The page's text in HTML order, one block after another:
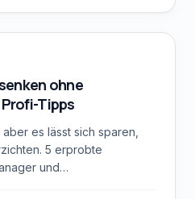
ohne
Tipps
es lässt sich sparen,
5 erprobte
und